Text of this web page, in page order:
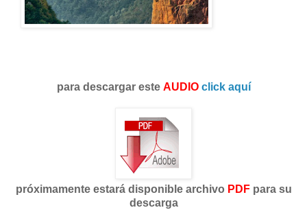
para descargar este AUDIO click aquí
próximamente estará disponible archivo PDFpara su
descarga